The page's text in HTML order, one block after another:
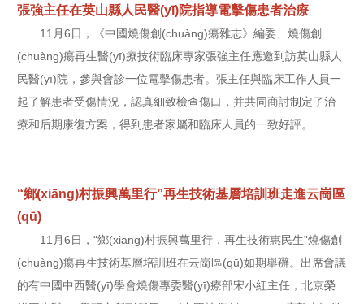
張強主任在英山縣人民醫(yī)院指導電擊傷患者治療
11月6日，《中國燒傷創(chuàng)瘍雜志》編委、燒傷創
(chuàng)瘍再生醫(yī)療技術臨床專家張強主任應邀到訪英山縣人
民醫(yī)院，參與會診一位電擊傷患者。張主任與臨床工作人員一
起了解患者受傷情況，認真細致檢查傷口，并共同商討制定了治
療和后期康復方案，得到患者家屬和臨床人員的一致好評。
“鄉(xiāng)村振興萬里行”再生技術基層培訓班走進云崗區
(qū)
11月6日，“鄉(xiāng)村振興萬里行，再生技術惠民生”燒傷創
(chuàng)瘍再生技術基層培訓班在云崗區(qū)如期舉辦。出席會議
的有中國中西醫(yī)學會燒傷專委醫(yī)療部宋小紅主任，北京榮